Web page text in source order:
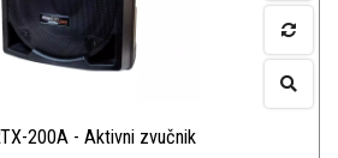
200A - Aktivni zvučnik